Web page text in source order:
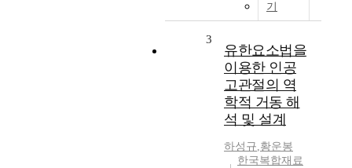
기
3
유한요소법을
이용한 인공
고관절의 역
학적 거동 해
석 및 설계
하성규,황운봉
한국복합재료